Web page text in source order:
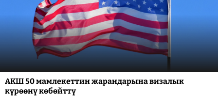
АКШ 50 мамлекеттин жарандарына визалык
күрөөнү көбөйттү